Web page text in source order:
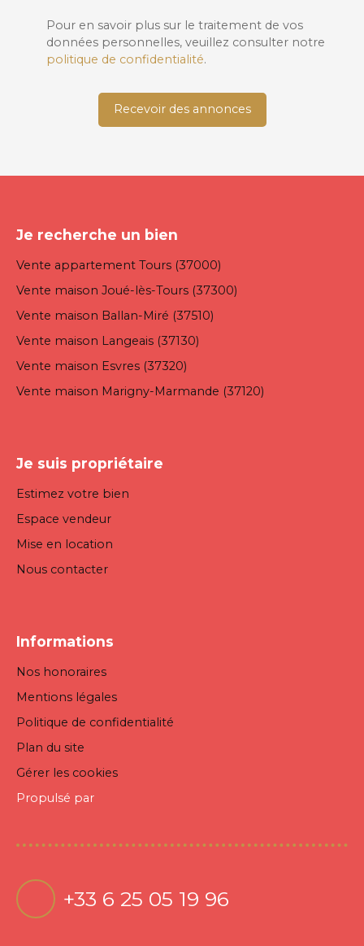
Pour en savoir plus sur le traitement de vos
données personnelles, veuillez consulter notre
politique de confidentialité.
Recevoir des annonces
Je recherche un bien
Vente appartement Tours (37000)
Vente maison Joué-lès-Tours (37300)
Vente maison Ballan-Miré (37510)
Vente maison Langeais (37130)
Vente maison Esvres (37320)
Vente maison Marigny-Marmande (37120)
Je suis propriétaire
Estimez votre bien
Espace vendeur
Mise en location
Nous contacter
Informations
Nos honoraires
Mentions légales
Politique de confidentialité
Plan du site
Gérer les cookies
Propulsé par
+33 6 25 05 19 96